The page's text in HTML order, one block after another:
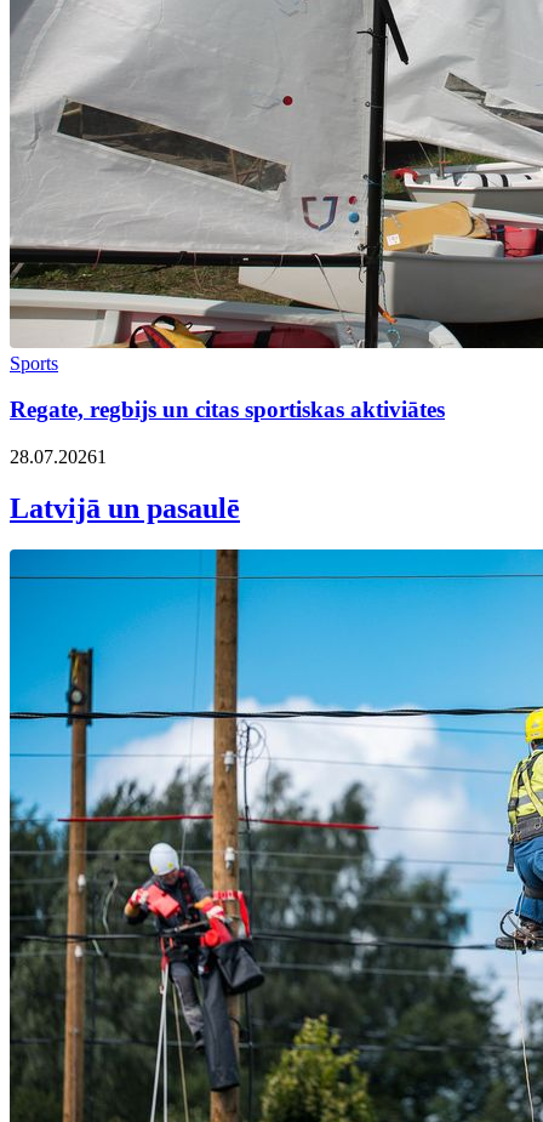
Sports
Regate, regbijs un citas sportiskas aktiviātes
28.07.20261
Latvijā un pasaulē